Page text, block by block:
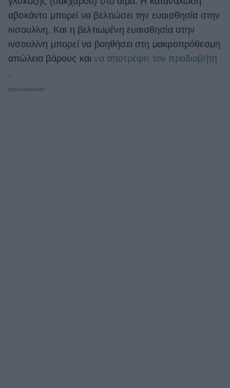
αβοκάντο μπορεί να βελτιώσει την ευαισθησία στην
ινσουλίνη. Και η βελτιωμένη ευαισθησία στην
ινσουλίνη μπορεί να βοηθήσει στη μακροπρόθεσμη
απώλεια βάρους και να αποτρέψει τον προδιαβήτη
.